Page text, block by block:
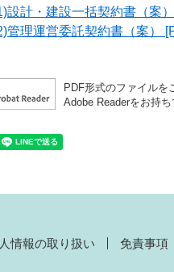
設計・建設一括契約書（案
管理運営委託契約書（案）
PDF形式のファイルを
Adobe Readerをお持
情報の取り扱い 免責事項